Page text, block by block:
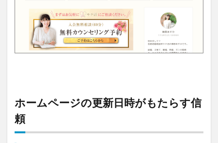
ホームページの更新日時がもたらす信
頼